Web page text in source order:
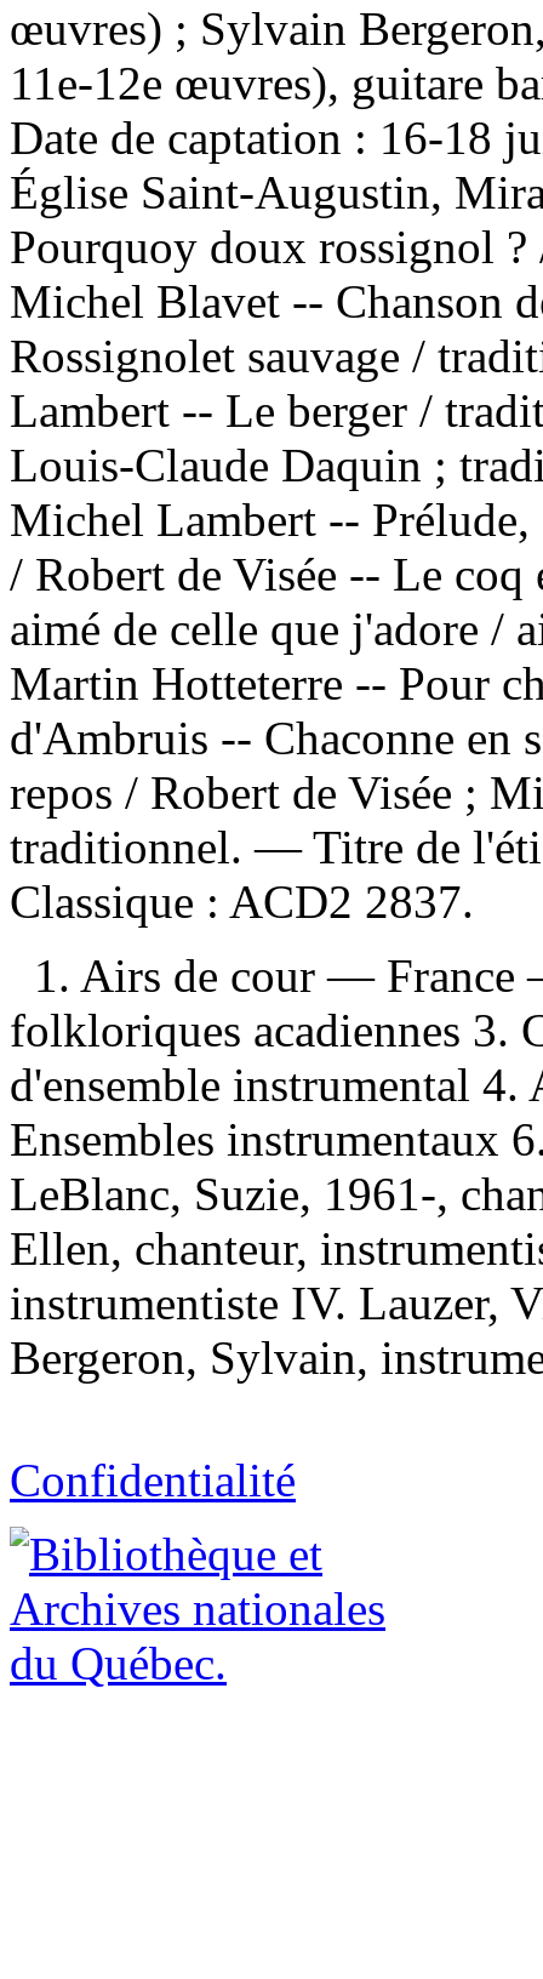
œuvres) ; Sylvain
11e-12e œuvres), guitare
Date de captation : 16-18
Église Saint-Augustin,
Pourquoy doux rossignol ?
Michel Blavet -- Chanson
Rossignolet sauvage /
Lambert -- Le berger /
Louis-Claude Daquin ;
Michel Lambert -- Prélude,
/ Robert de Visée -- Le
aimé de celle que j'adore /
Martin Hotteterre -- Pour
d'Ambruis -- Chaconne en
repos / Robert de Visée ;
traditionnel. — Titre de
Classique : ACD2 2837.
1. Airs de cour — France
folkloriques acadiennes 3.
d'ensemble instrumental
Ensembles instrumentaux
LeBlanc, Suzie, 1961-,
Ellen, chanteur,
instrumentiste IV. Lauzer,
Bergeron, Sylvain,
Confidentialité